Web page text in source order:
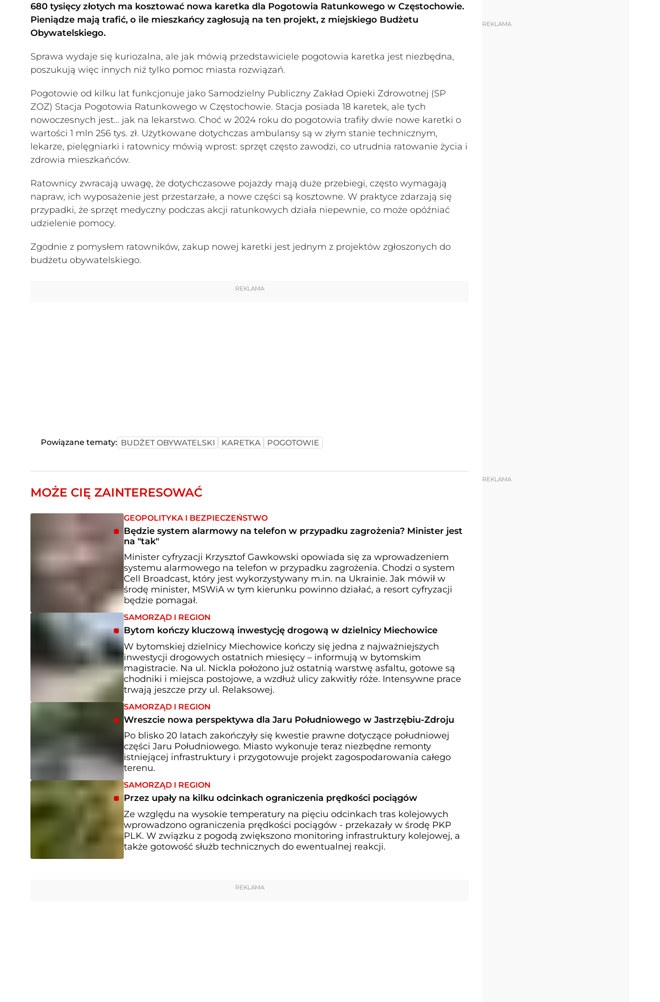
680 tysięcy złotych ma kosztować nowa karetka dla Pogotowia Ratunkowego w Częstochowie.
Pieniądze mają trafić, o ile mieszkańcy zagłosują na ten projekt, z miejskiego Budżetu
Obywatelskiego.
Sprawa wydaje się kuriozalna, ale jak mówią przedstawiciele pogotowia karetka jest niezbędna,
poszukują więc innych niż tylko pomoc miasta rozwiązań.
Pogotowie od kilku lat funkcjonuje jako Samodzielny Publiczny Zakład Opieki Zdrowotnej (SP
ZOZ) Stacja Pogotowia Ratunkowego w Częstochowie. Stacja posiada 18 karetek, ale tych
nowoczesnych jest… jak na lekarstwo. Choć w 2024 roku do pogotowia trafiły dwie nowe karetki o
wartości 1 mln 256 tys. zł. Użytkowane dotychczas ambulansy są w złym stanie technicznym,
lekarze, pielęgniarki i ratownicy mówią wprost: sprzęt często zawodzi, co utrudnia ratowanie życia i
zdrowia mieszkańców.
Ratownicy zwracają uwagę, że dotychczasowe pojazdy mają duże przebiegi, często wymagają
napraw, ich wyposażenie jest przestarzałe, a nowe części są kosztowne. W praktyce zdarzają się
przypadki, że sprzęt medyczny podczas akcji ratunkowych działa niepewnie, co może opóźniać
udzielenie pomocy.
Zgodnie z pomysłem ratowników, zakup nowej karetki jest jednym z projektów zgłoszonych do
budżetu obywatelskiego.
REKLAMA
Powiązane tematy: BUDŻET OBYWATELSKI KARETKA POGOTOWIE
REKLAMA
MOŻE CIĘ ZAINTERESOWAĆ
GEOPOLITYKA I BEZPIECZEŃSTWO
Będzie system alarmowy na telefon w przypadku zagrożenia? Minister jest
na "tak"
Minister cyfryzacji Krzysztof Gawkowski opowiada się za wprowadzeniem
systemu alarmowego na telefon w przypadku zagrożenia. Chodzi o system
Cell Broadcast, który jest wykorzystywany m.in. na Ukrainie. Jak mówił w
środę minister, MSWiA w tym kierunku powinno działać, a resort cyfryzacji
będzie pomagał.
SAMORZĄD I REGION
Bytom kończy kluczową inwestycję drogową w dzielnicy Miechowice
W bytomskiej dzielnicy Miechowice kończy się jedna z najważniejszych
inwestycji drogowych ostatnich miesięcy – informują w bytomskim
magistracie. Na ul. Nickla położono już ostatnią warstwę asfaltu, gotowe są
chodniki i miejsca postojowe, a wzdłuż ulicy zakwitły róże. Intensywne prace
trwają jeszcze przy ul. Relaksowej.
SAMORZĄD I REGION
Wreszcie nowa perspektywa dla Jaru Południowego w Jastrzębiu-Zdroju
Po blisko 20 latach zakończyły się kwestie prawne dotyczące południowej
części Jaru Południowego. Miasto wykonuje teraz niezbędne remonty
istniejącej infrastruktury i przygotowuje projekt zagospodarowania całego
terenu.
SAMORZĄD I REGION
Przez upały na kilku odcinkach ograniczenia prędkości pociągów
Ze względu na wysokie temperatury na pięciu odcinkach tras kolejowych
wprowadzono ograniczenia prędkości pociągów - przekazały w środę PKP
PLK. W związku z pogodą zwiększono monitoring infrastruktury kolejowej, a
także gotowość służb technicznych do ewentualnej reakcji.
REKLAMA
REKLAMA